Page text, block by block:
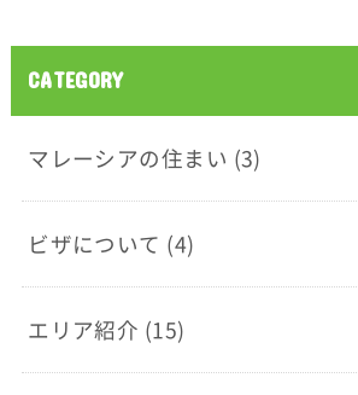
CATEGORY
マレーシアの住まい (3)
ビザについて (4)
エリア紹介 (15)